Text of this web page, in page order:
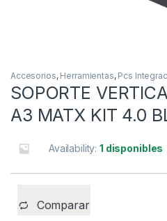
Accesorios, Herramientas, Pcs
SOPORTE
A3 MATX KIT 4.0
Availability:1 disponibles
Comparar